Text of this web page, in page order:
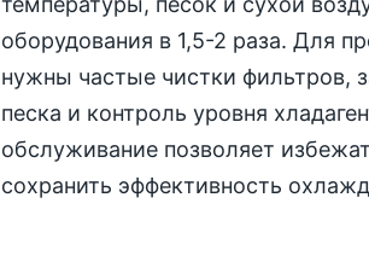
оборудования в 1,5-2 раза. Для
нужны частые чистки фильтров,
песка и контроль уровня
обслуживание позволяет
сохранить эффективность